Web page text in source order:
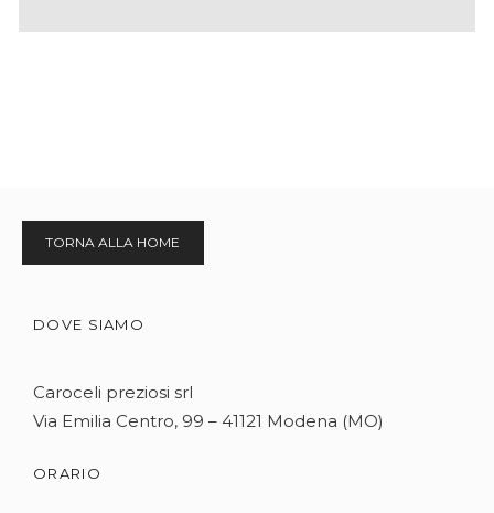
TORNA ALLA HOME
DOVE SIAMO
Caroceli preziosi srl
Via Emilia Centro, 99 – 41121 Modena (MO)
ORARIO